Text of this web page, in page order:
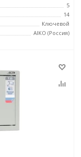
5
14
Ключевой
AIKO (Россия)